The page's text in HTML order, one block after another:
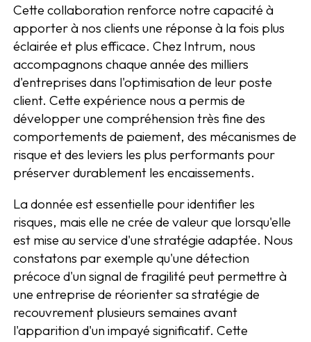
Cette collaboration renforce notre capacité à
apporter à nos clients une réponse à la fois plus
éclairée et plus efficace. Chez Intrum, nous
accompagnons chaque année des milliers
d'entreprises dans l'optimisation de leur poste
client. Cette expérience nous a permis de
développer une compréhension très fine des
comportements de paiement, des mécanismes de
risque et des leviers les plus performants pour
préserver durablement les encaissements.
La donnée est essentielle pour identifier les
risques, mais elle ne crée de valeur que lorsqu'elle
est mise au service d'une stratégie adaptée. Nous
constatons par exemple qu'une détection
précoce d'un signal de fragilité peut permettre à
une entreprise de réorienter sa stratégie de
recouvrement plusieurs semaines avant
l'apparition d'un impayé significatif. Cette